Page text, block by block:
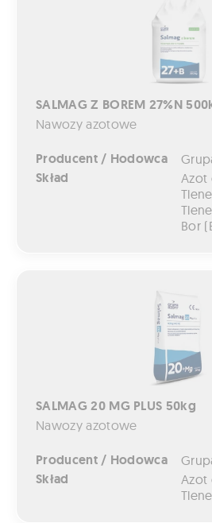
SALMAG Z BOREM 27%N
Nawozy azotowe
Producent / Hodowca
Skład
Azot
Tlenek
Tlenek
Bor
SALMAG 20 MG PLUS 50kg
Nawozy azotowe
Producent / Hodowca
Skład
Azot
Tlenek